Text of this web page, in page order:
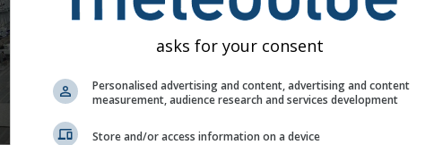
asks for your consent
Personalised advertising and content, advertising and content
measurement, audience research and services development
Store and/or access information on a device